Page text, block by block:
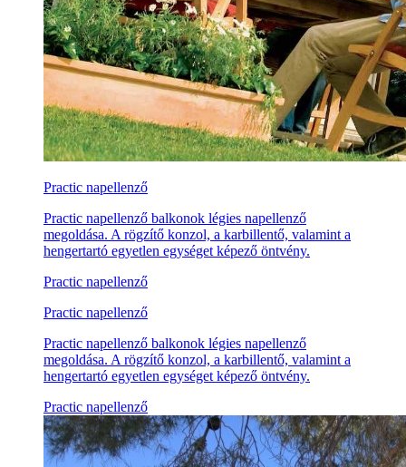
Practic napellenző
Practic napellenző balkonok légies napellenző
megoldása. A rögzítő konzol, a karbillentő, valamint a
hengertartó egyetlen egységet képező öntvény.
Practic napellenző
Practic napellenző
Practic napellenző balkonok légies napellenző
megoldása. A rögzítő konzol, a karbillentő, valamint a
hengertartó egyetlen egységet képező öntvény.
Practic napellenző